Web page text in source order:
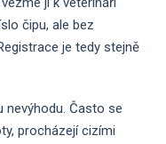
čipu, ale bez
je tedy stejně
nevýhodu. Často se
procházejí cizími